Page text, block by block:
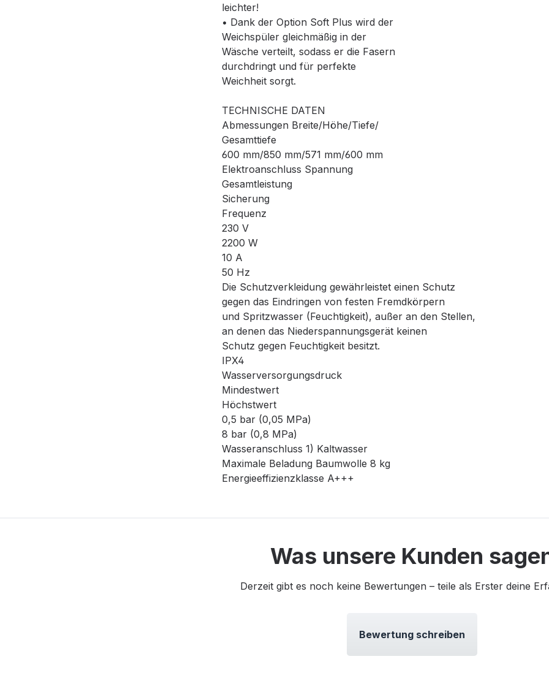
leichter!
• Dank der Option Soft Plus wird der
Weichspüler gleichmäßig in der
Wäsche verteilt, sodass er die Fasern
durchdringt und für perfekte
Weichheit sorgt.
TECHNISCHE DATEN
Abmessungen Breite/Höhe/Tiefe/
Gesamttiefe
600 mm/850 mm/571 mm/600 mm
Elektroanschluss Spannung
Gesamtleistung
Sicherung
Frequenz
230 V
2200 W
10 A
50 Hz
Die Schutzverkleidung gewährleistet einen Schutz
gegen das Eindringen von festen Fremdkörpern
und Spritzwasser (Feuchtigkeit), außer an den Stellen,
an denen das Niederspannungsgerät keinen
Schutz gegen Feuchtigkeit besitzt.
IPX4
Wasserversorgungsdruck
Mindestwert
Höchstwert
0,5 bar (0,05 MPa)
8 bar (0,8 MPa)
Wasseranschluss 1) Kaltwasser
Maximale Beladung Baumwolle 8 kg
Energieeffizienzklasse A+++
Was unsere Kunden
Derzeit gibt es noch keine Bewertungen – teile als Erster deine
Bewertung schreiben